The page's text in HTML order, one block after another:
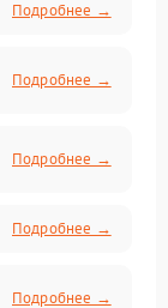
Подробнее →
Подробнее →
Подробнее →
Подробнее →
Подробнее →